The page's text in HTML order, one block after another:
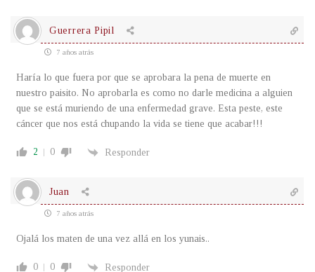
Guerrera Pipil
7 años atrás
Haría lo que fuera por que se aprobara la pena de muerte en
nuestro paisito. No aprobarla es como no darle medicina a alguien
que se está muriendo de una enfermedad grave. Esta peste, este
cáncer que nos está chupando la vida se tiene que acabar!!!
2 0 Responder
Juan
7 años atrás
Ojalá los maten de una vez allá en los yunais..
0 0 Responder